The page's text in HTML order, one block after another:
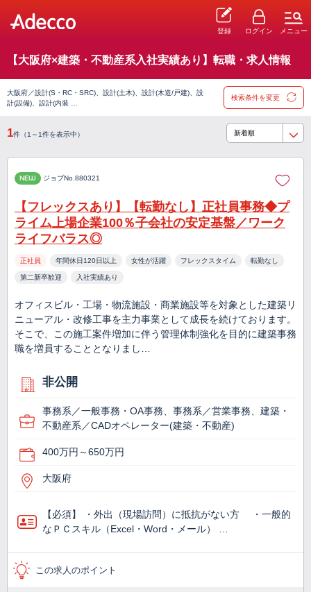
登録 ログイン メニュー
【大阪府×建築・不動産系入社実績あり】転職・求人情報
大阪府／設計(S・RC・SRC)、設計(土木)、設計(木造/戸建)、設
計(設備)、設計(内装 …
検索条件を変更
1件（1～1件を表示中）
NEW ジョブNo.880321
【フレックスあり】【転勤なし】正社員事務◆プ
ライム上場企業100％子会社の安定基盤／ワーク
ライフバラス◎
正社員 年間休日120日以上 女性が活躍 フレックスタイム 転勤なし
第二新卒歓迎 入社実績あり
オフィスビル・工場・物流施設・商業施設等を対象とした建築リ
ニューアル・改修工事を主力事業として成長を続けております。
そこで、この施工案件増加に伴う管理体制強化を目的に建築事務
職を増員することとなりまし…
非公開
事務系／一般事務・OA事務、事務系／営業事務、建築・
不動産系／CADオペレーター(建築・不動産)
400万円～650万円
大阪府
【必須】 ・外出（現場訪問）に抵抗がない方 ・一般的
なＰＣスキル（Excel・Word・メール） …
この求人のポイント